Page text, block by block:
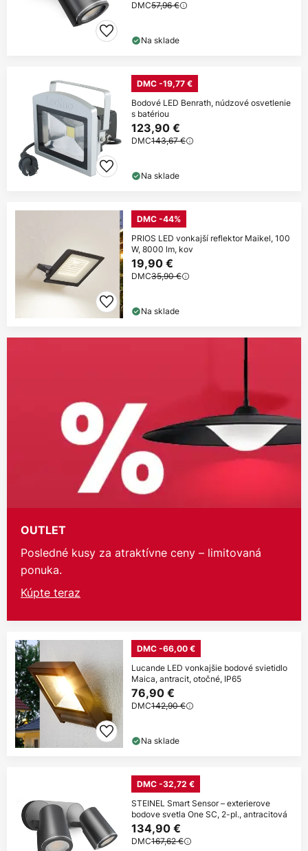
DMC57,96 €
Na sklade
DMC -19,77 €
Bodové LED Benrath, núdzové osvetlenie
s batériou
123,90 €
DMC143,67 €
Na sklade
DMC -44%
PRIOS LED vonkajší reflektor Maikel, 100
W, 8000 lm, kov
19,90 €
DMC35,90 €
Na sklade
OUTLET
Posledné kusy za atraktívne ceny – limitovaná
ponuka.
Kúpte teraz
DMC -66,00 €
Lucande LED vonkajšie bodové svietidlo
Maica, antracit, otočné, IP65
76,90 €
DMC142,90 €
Na sklade
DMC -32,72 €
STEINEL Smart Sensor – exterierove
bodove svetla One SC, 2-pl., antracitová
134,90 €
DMC167,62 €